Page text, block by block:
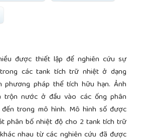
được thiết lập để nghiên cứu sự
các tank tích trữ nhiệt ở dạng
phương pháp thể tích hữu hạn. Ảnh
nước ở đầu vào các ống phân
trong mô hình. Mô hình số được
phân bố nhiệt độ cho 2 tank tích trữ
nhau từ các nghiên cứu đã được